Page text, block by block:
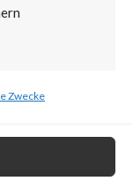
Zwecke
is